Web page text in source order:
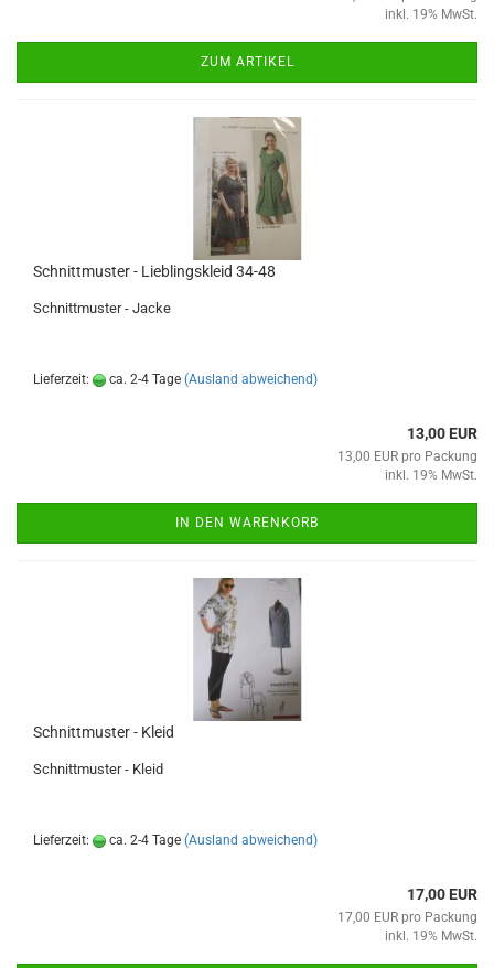
inkl. 19% MwSt.
ZUM ARTIKEL
Schnittmuster - Lieblingskleid 34-48
Schnittmuster - Jacke
Lieferzeit: ca. 2-4 Tage (Ausland abweichend)
13,00 EUR
13,00 EUR pro Packung
inkl. 19% MwSt.
IN DEN WARENKORB
Schnittmuster - Kleid
Schnittmuster - Kleid
Lieferzeit: ca. 2-4 Tage (Ausland abweichend)
17,00 EUR
17,00 EUR pro Packung
inkl. 19% MwSt.